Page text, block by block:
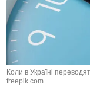
Коли в Україні
freepik.com